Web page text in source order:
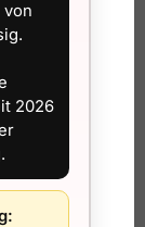
für Garten
2026